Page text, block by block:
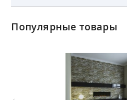
Популярные товары